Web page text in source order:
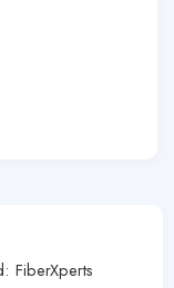
FiberXperts